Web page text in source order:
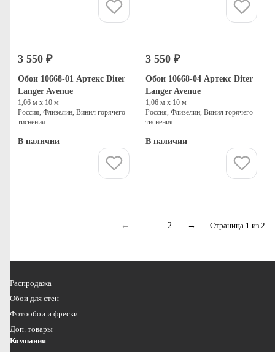
3 550 ₽
Обои 10668-01 Артекс Diter
Langer Avenue
1,06 м х 10 м
Россия, Флизелин, Винил горячего
тиснения
В наличии
3 550 ₽
Обои 10668-04 Артекс Diter
Langer Avenue
1,06 м х 10 м
Россия, Флизелин, Винил горячего
тиснения
В наличии
← 2 → Страница 1 из 2
Распродажа
Обои для стен
Фотообои и фрески
Доп. товары
Компания